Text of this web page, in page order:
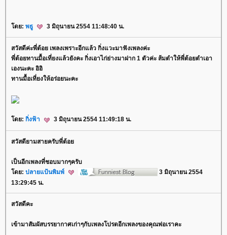
ดย: พธู 3 มิถุนายน 2554 11:48:40 น.
สวัสดีค่ะพี่ต้อย เพลงเพราะอีกแล้ว กิ่งแวะมาฟังเพลงค่ะ
พี่ต้อยทานมื้อเที่ยงแล้วยังคะ กิ่งเอาไก่ย่างมาฝาก 1 ตัวค่ะ ส้มตำให้พี่ต้อยตำเอา
เองนะคะ อิอิ
ทานมื้อเที่ยงให้อร่อยนะคะ
ดย: กิ่งฟ้า 3 มิถุนายน 2554 11:49:18 น.
สวัสดียามสายครับพี่ต้อ
เป็นอีกเพลงที่ชอบมากๆครับ
ดย: ปลายแป้นพิมพ์
3 มิถุนายน 2554
13:29:45 น.
สวัสดีคะ
เข้ามาสัมผัสบรรยากาศเก่าๆกับเพลงโปรดอีกเพลงของคุณพ่อเราคะ